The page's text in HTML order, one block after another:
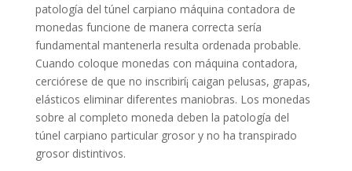
patologí­a del túnel carpiano máquina contadora de
monedas funcione de manera correcta serí­a
fundamental mantenerla resulta ordenada probable.
Cuando coloque monedas con máquina contadora,
cerciórese de que no inscribirí¡ caigan pelusas, grapas,
elásticos eliminar diferentes maniobras. Los monedas
sobre al completo moneda deben la patologí­a del
túnel carpiano particular grosor y no ha transpirado
grosor distintivos.